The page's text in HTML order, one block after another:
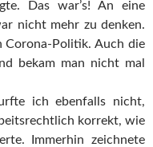
Das war’s! An eine
nicht mehr zu denken.
Corona-Politik. Auch die
bekam man nicht mal
ich ebenfalls nicht,
korrekt, wie
Immerhin zeichnete